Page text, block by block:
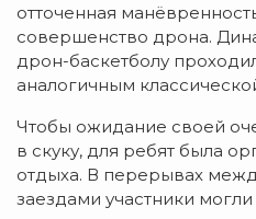
отточенная
совершенство дрона.
дрон-баскетболу
аналогичным
Чтобы ожидание своей
в скуку, для ребят была
отдыха. В перерывах
заездами участники